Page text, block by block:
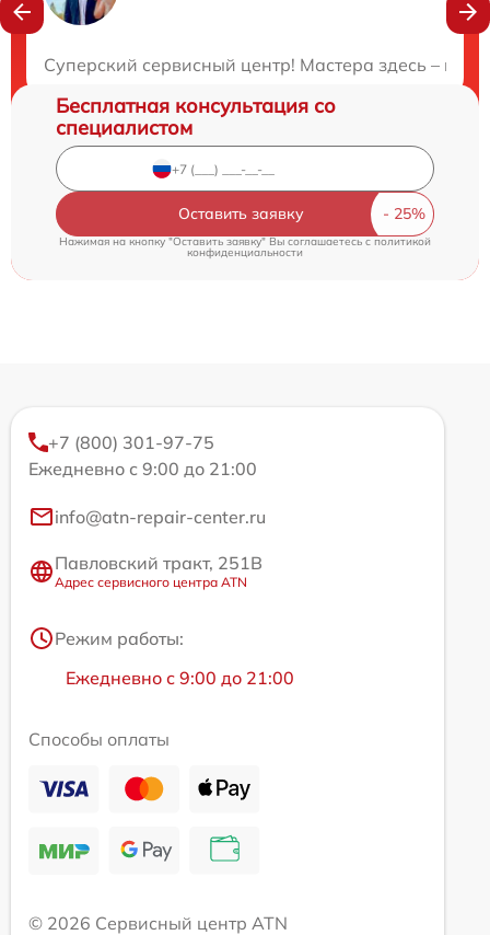
Суперский сервисный центр! Мастера здесь –
Бесплатная консультация со
специалистом
Оставить заявку
Нажимая на кнопку "Оставить заявку" Вы соглашаетесь cполитикой
конфиденциальности
+7 (800) 301-97-75
Ежедневно с 9:00 до 21:00
info@atn-repair-center.ru
Павловский тракт, 251В
Адрес сервисного центра ATN
Режим работы:
Ежедневно с 9:00 до 21:00
Способы оплаты
© 2026 Сервисный центр ATN